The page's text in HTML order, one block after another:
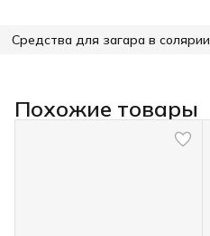
Средства для загара в солярии
Похожие товары